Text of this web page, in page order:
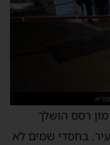
רסס הושלך
בחסדי שמים לא